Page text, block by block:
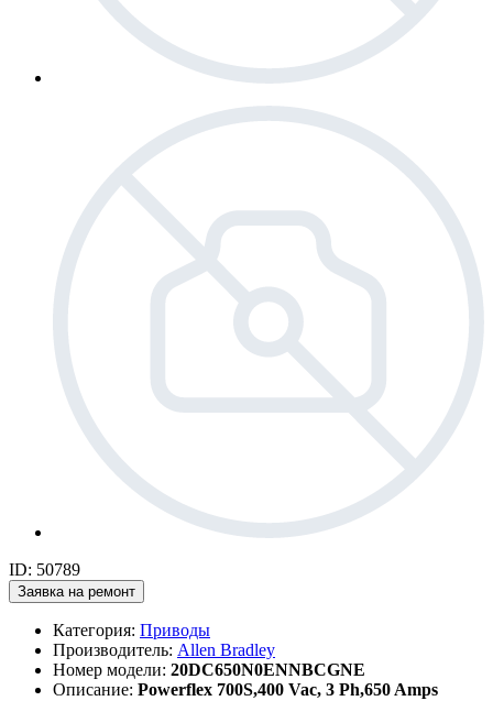
ID: 50789
Заявка на ремонт
Категория: Приводы
Производитель: Allen Bradley
Номер модели: 20DC650N0ENNBCGNE
Описание: Powerflex 700S,400 Vac, 3 Ph,650 Amps